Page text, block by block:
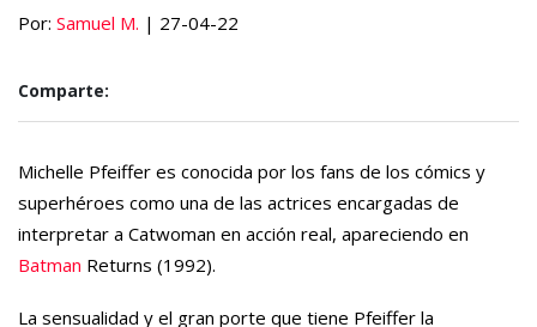
Por: Samuel M. | 27-04-22
Comparte:
Michelle Pfeiffer es conocida por los fans de los cómics y
superhéroes como una de las actrices encargadas de
interpretar a Catwoman en acción real, apareciendo en
Batman Returns (1992).
La sensualidad y el gran porte que tiene Pfeiffer la